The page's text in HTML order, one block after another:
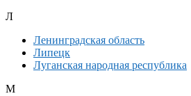
Л
Ленинградская область
Липецк
Луганская народная республика
М